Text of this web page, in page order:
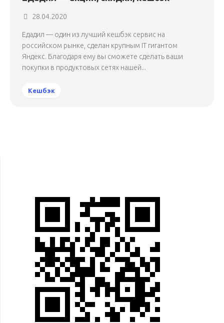
28.04.2020
Едадил — один из лучший кешбэк сервис на
российском рынке, сделан крупным IT гигантом
Яндекс. Благодаря ему вы сможете сделать ваши
покупки в продуктовых сетях нашей...
Кешбэк